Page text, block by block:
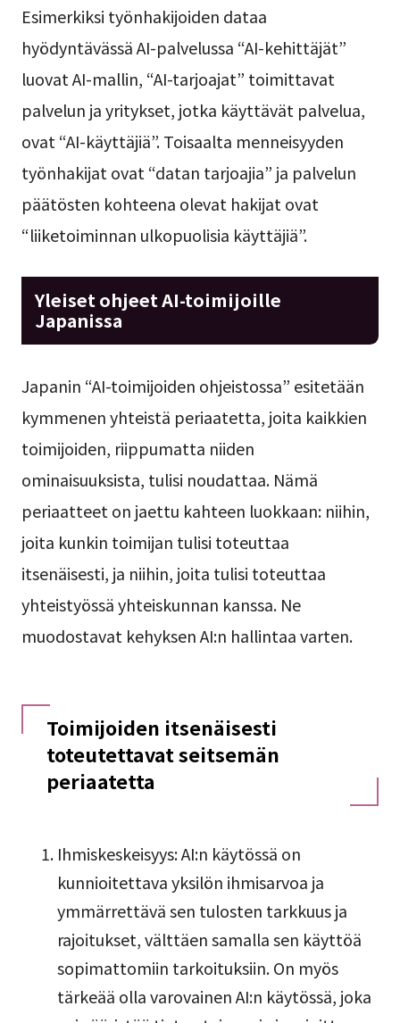
Esimerkiksi työnhakijoiden dataa
hyödyntävässä AI-palvelussa “AI-kehittäjät”
luovat AI-mallin, “AI-tarjoajat” toimittavat
palvelun ja yritykset, jotka käyttävät palvelua,
ovat “AI-käyttäjiä”. Toisaalta menneisyyden
työnhakijat ovat “datan tarjoajia” ja palvelun
päätösten kohteena olevat hakijat ovat
“liiketoiminnan ulkopuolisia käyttäjiä”.
Yleiset ohjeet AI-toimijoille
Japanissa
Japanin “AI-toimijoiden ohjeistossa” esitetään
kymmenen yhteistä periaatetta, joita kaikkien
toimijoiden, riippumatta niiden
ominaisuuksista, tulisi noudattaa. Nämä
periaatteet on jaettu kahteen luokkaan: niihin,
joita kunkin toimijan tulisi toteuttaa
itsenäisesti, ja niihin, joita tulisi toteuttaa
yhteistyössä yhteiskunnan kanssa. Ne
muodostavat kehyksen AI:n hallintaa varten.
Toimijoiden itsenäisesti
toteutettavat seitsemän
periaatetta
Ihmiskeskeisyys: AI:n käytössä on
kunnioitettava yksilön ihmisarvoa ja
ymmärrettävä sen tulosten tarkkuus ja
rajoitukset, välttäen samalla sen käyttöä
sopimattomiin tarkoituksiin. On myös
tärkeää olla varovainen AI:n käytössä, joka